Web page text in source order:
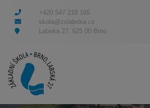
+420 547 218 165
skola@zslabska.cz
Labská 27. 625 00 Brno